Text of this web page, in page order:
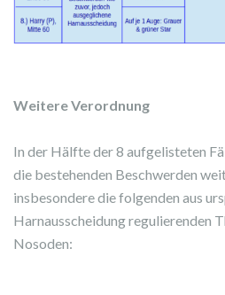
Weitere Verordnung
In der Hälfte der 8 aufgelisteten
die bestehenden Beschwerden
insbesondere die folgenden aus
Harnausscheidung regulierenden
Nosoden: